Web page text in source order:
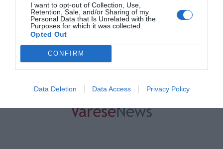
I want to opt-out of Collection, Use,
Retention, Sale, and/or Sharing of my
Personal Data that Is Unrelated with the
Purposes for which it was collected.
Opted Out
CONFIRM
Data Deletion Data Access Privacy Policy